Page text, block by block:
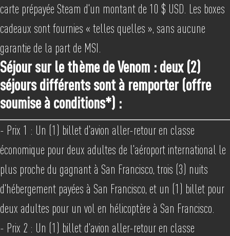
carte prépayée Steam d'un montant de 10 $ USD. Les boxes
cadeaux sont fournies « telles quelles », sans aucune
garantie de la part de MSI.
Séjour sur le thème de Venom : deux (2)
séjours différents sont à remporter (offre
soumise à conditions*) :
- Prix 1 : Un (1) billet d'avion aller-retour en classe
économique pour deux adultes de l'aéroport international le
plus proche du gagnant à San Francisco, trois (3) nuits
d'hébergement payées à San Francisco, et un (1) billet pour
deux adultes pour un vol en hélicoptère à San Francisco.
- Prix 2 : Un (1) billet d'avion aller-retour en classe